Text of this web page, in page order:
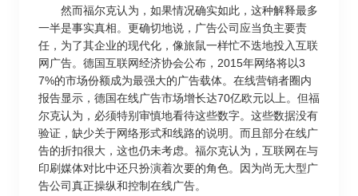
然而福尔克认为，如果情况确实如此，这种解释最多
一半是事实真相。更确切地说，广告公司应当负主要责
任，为了其企业的现代化，像旅鼠一样忙不迭地投入互联
网广告。德国互联网经济协会公布，2015年网络将以3
7%的市场份额成为最强大的广告载体。在线营销者圈内
报告显示，德国在线广告市场增长达70亿欧元以上。但福
尔克认为，必须特别审慎地看待这些数字。这些数据没有
验证，缺少关于网络形式和线路的说明。而且部分在线广
告的折扣很大，这也仍未考虑。福尔克认为，互联网在与
印刷媒体对比中还只扮演着次要的角色。因为尚无大型广
告公司真正操纵和控制在线广告。